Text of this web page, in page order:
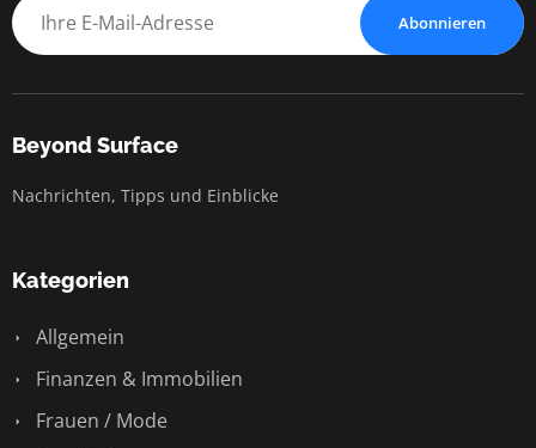
Abonnieren
Beyond Surface
Nachrichten, Tipps und Einblicke
Kategorien
Allgemein
Finanzen & Immobilien
Frauen / Mode